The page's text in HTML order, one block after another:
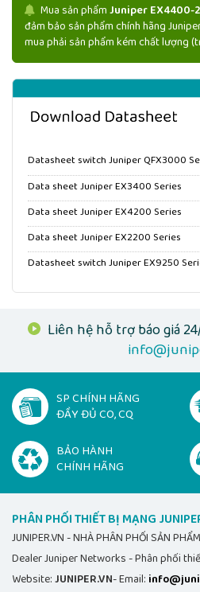
Mua sản phẩmJuniper EX4400-
đảm bảo sản phẩm chính hãng
mua phải sản phẩm kém chất lượng
Datasheet switch Juniper QFX3000
Data sheet Juniper EX3400 Series
Data sheet Juniper EX4200 Series
Data sheet Juniper EX2200 Series
Datasheet switch Juniper EX9250
Liên hệ hỗ trợ báo giá
SP CHÍNH HÃNG
ĐẦY ĐỦ CO, CQ
BẢO HÀNH
CHÍNH HÃNG
PHÂN PHỐI THIẾT BỊ MẠNG
JUNIPER.VN - NHÀ PHÂN PHỐI SẢN
Dealer Juniper Networks - Phân phối
Website:JUNIPER.VN- Email: